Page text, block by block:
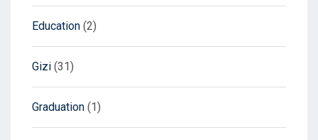
Education (2)
Gizi (31)
Graduation (1)